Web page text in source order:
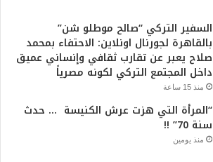
السفير التركي “صالح موطلو شن”
بالقاهرة لجورنال اونلاين: الاحتفاء بمحمد
صلاح يعبر عن تقارب ثقافي وإنساني عميق
داخل المجتمع التركي لكونه مصرياً
منذ 15 ساعة
“المرأة التي هزت عرش الكنيسة … حدث
سنة 70” !!
منذ يومين